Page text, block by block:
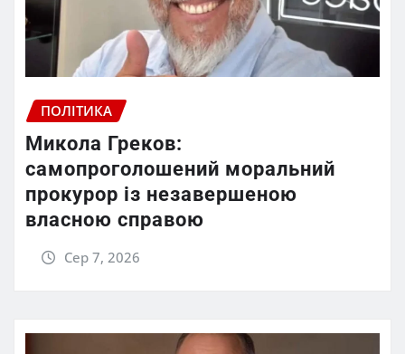
ПОЛІТИКА
Микола Греков:
самопроголошений моральний
прокурор із незавершеною
власною справою
Сер 7, 2026